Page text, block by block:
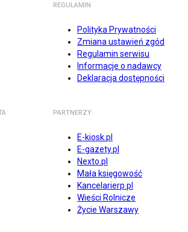
REGULAMIN
Polityka Prywatności
Zmiana ustawień zgód
Regulamin serwisu
Informacje o nadawcy
Deklaracja dostępności
PARTNERZY
E-kiosk.pl
E-gazety.pl
Nexto.pl
Mała księgowość
Kancelarierp.pl
Wieści Rolnicze
Życie Warszawy